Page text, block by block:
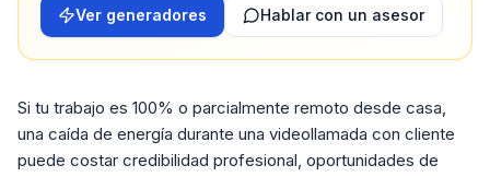
Ver generadores Hablar con un asesor
Si tu trabajo es 100% o parcialmente remoto desde casa,
una caída de energía durante una videollamada con cliente
puede costar credibilidad profesional, oportunidades de